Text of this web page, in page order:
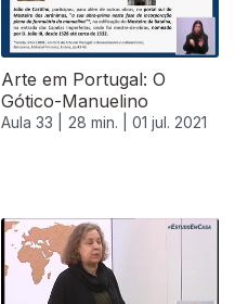
Arte em Portugal: O
Gótico-Manuelino
Aula 33 | 28 min. | 01 jul. 2021